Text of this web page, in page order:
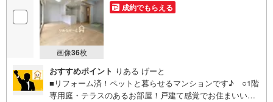
画像36枚
成約でもらえる
おすすめポイント りある げーと
■リフォーム済！ペットと暮らせるマンションです♪ ○1階
専用庭・テラスのあるお部屋！戸建て感覚でお住まいいた